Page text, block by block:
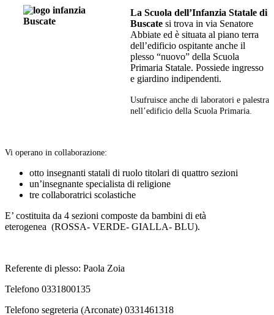
La Scuola dell’Infanzia Statale di
Buscate si trova in via Senatore
Abbiate ed è situata al piano terra
dell’edificio ospitante anche il
plesso “nuovo” della Scuola
Primaria Statale. Possiede ingresso
e giardino indipendenti.
Usufruisce anche di laboratori e palestra
nell’edificio della Scuola Primaria.
Vi operano in collaborazione:
otto insegnanti statali di ruolo titolari di quattro sezioni
un’insegnante specialista di religione
tre collaboratrici scolastiche
E’ costituita da 4 sezioni composte da bambini di età
eterogenea (ROSSA- VERDE- GIALLA- BLU).
Referente di plesso: Paola Zoia
Telefono 0331800135
Telefono segreteria (Arconate) 0331461318